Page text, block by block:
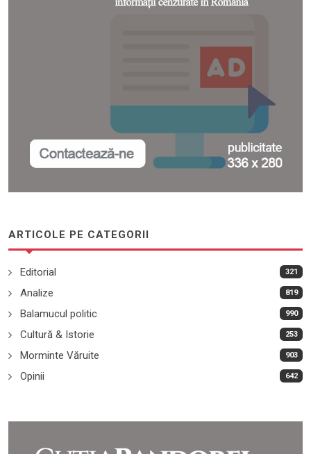
ARTICOLE PE CATEGORII
Editorial 321
Analize 819
Balamucul politic 990
Cultură & Istorie 253
Morminte Văruite 903
Opinii 642